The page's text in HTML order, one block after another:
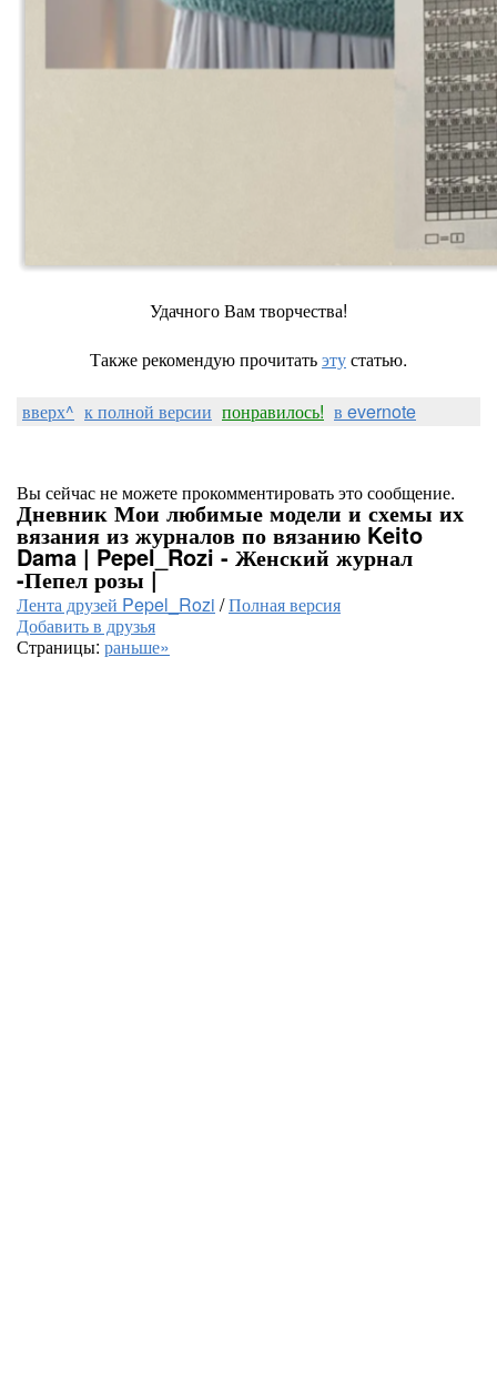
Удачного Вам творчества!
Также рекомендую прочитатьэтустатью.
вверх^ к полной версии понравилось! в evernote
Вы сейчас не можете прокомментировать это сообщение.
Дневник Мои любимые модели и схемы их
вязания из журналов по вязанию Keito
Dama | Pepel_Rozi - Женский журнал
-Пепел розы |
Лента друзей Pepel_Rozi /Полная версия
Добавить в друзья
Страницы: раньше»